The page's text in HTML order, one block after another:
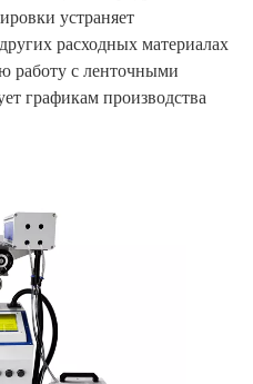
устраняет
расходных материалах
работу с ленточными
графикам производства